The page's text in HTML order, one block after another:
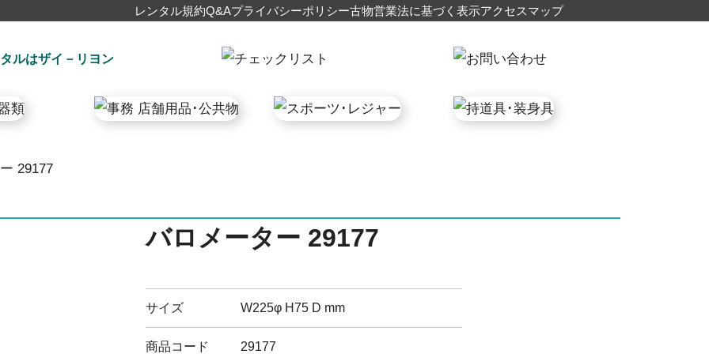
レンタル規約Q&Aプライバシーポリシー古物営業法に基づく表示アクセスマップ
ルはザイ－リヨン
29177
バロメーター 29177
サイズ W225φ H75 D mm
商品コード 29177